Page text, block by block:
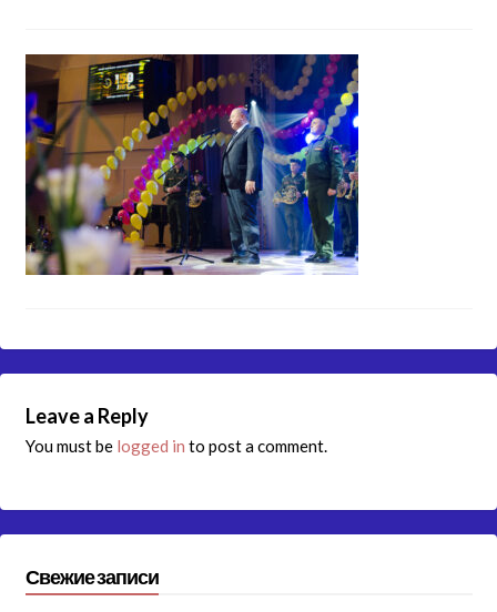
Leave a Reply
You must be logged in to post a comment.
Свежие записи